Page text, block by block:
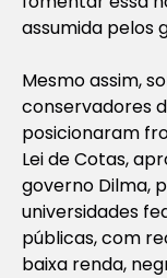
assumida pelos
Mesmo assim,
conservadores
posicionaram
Lei de Cotas,
governo Dilma,
universidades
públicas, com
baixa renda,